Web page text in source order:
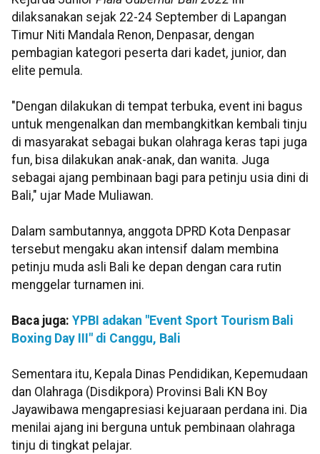
dilaksanakan sejak 22-24 September di Lapangan
Timur Niti Mandala Renon, Denpasar, dengan
pembagian kategori peserta dari kadet, junior, dan
elite pemula.
"Dengan dilakukan di tempat terbuka, event ini bagus
untuk mengenalkan dan membangkitkan kembali tinju
di masyarakat sebagai bukan olahraga keras tapi juga
fun, bisa dilakukan anak-anak, dan wanita. Juga
sebagai ajang pembinaan bagi para petinju usia dini di
Bali," ujar Made Muliawan.
Dalam sambutannya, anggota DPRD Kota Denpasar
tersebut mengaku akan intensif dalam membina
petinju muda asli Bali ke depan dengan cara rutin
menggelar turnamen ini.
Baca juga: YPBI adakan "Event Sport Tourism Bali
Boxing Day III" di Canggu, Bali
Sementara itu, Kepala Dinas Pendidikan, Kepemudaan
dan Olahraga (Disdikpora) Provinsi Bali KN Boy
Jayawibawa mengapresiasi kejuaraan perdana ini. Dia
menilai ajang ini berguna untuk pembinaan olahraga
tinju di tingkat pelajar.